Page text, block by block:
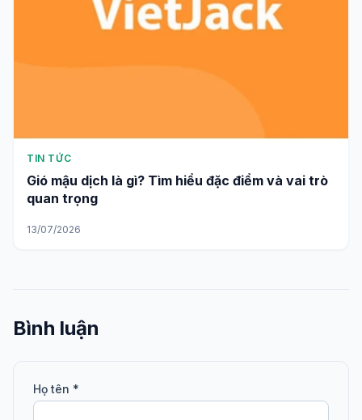
TIN TỨC
Gió mậu dịch là gì? Tìm hiểu đặc điểm và vai trò
quan trọng
13/07/2026
Bình luận
Họ tên *